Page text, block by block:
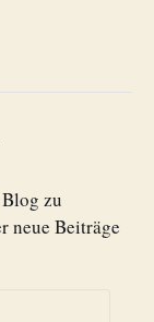
zu
neue Beiträge